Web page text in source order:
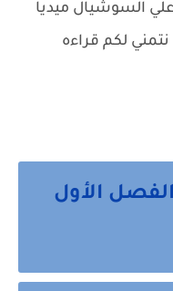
السوشيال ميديا
لكم قراءه
الأول